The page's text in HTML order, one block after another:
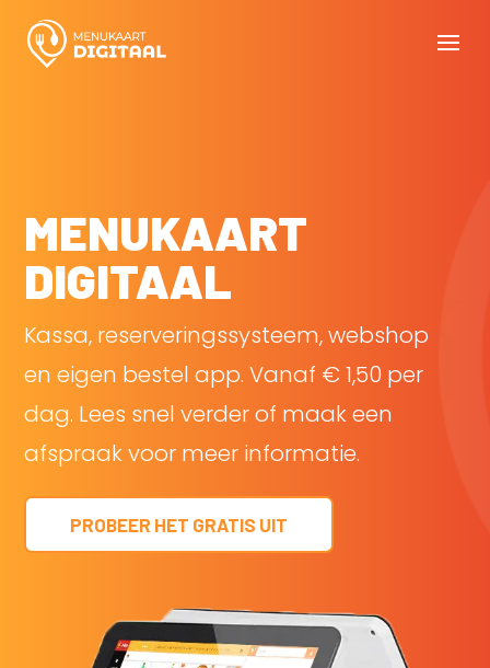
MENUKAART
DIGITAAL
Kassa, reserveringssysteem, webshop
en eigen bestel app. Vanaf € 1,50 per
dag. Lees snel verder of maak een
afspraak voor meer informatie.
PROBEER HET GRATIS UIT